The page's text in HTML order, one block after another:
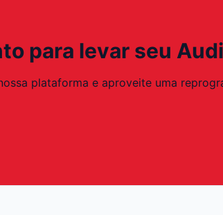
para levar seu
plataforma e aproveite uma